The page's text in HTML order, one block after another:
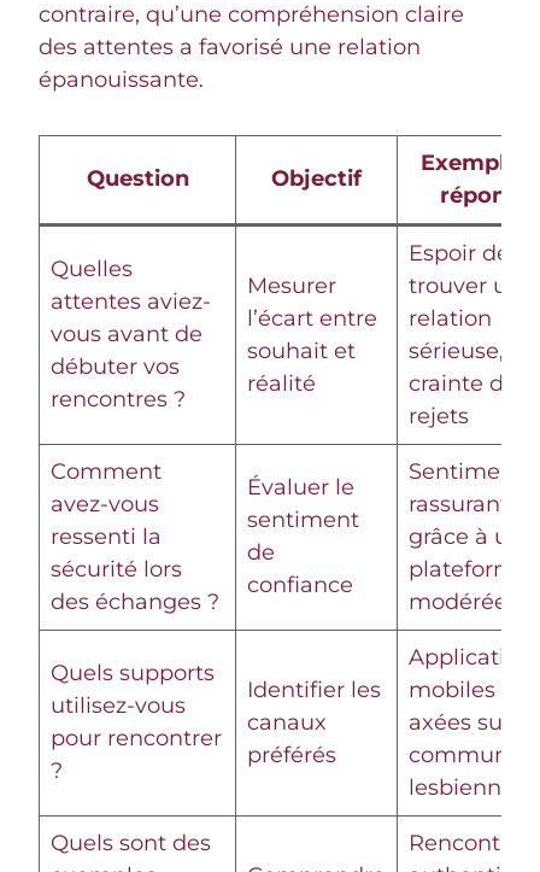
contraire, qu’une compréhension claire
des attentes a favorisé une relation
épanouissante.
Question Objectif
Exemple
réponse
Quelles
attentes aviez-
vous avant de
débuter vos
rencontres ?
Mesurer
l’écart entre
souhait et
réalité
Espoir de
trouver une
relation
sérieuse,
crainte de
rejets
Comment
avez-vous
ressenti la
sécurité lors
des échanges ?
Évaluer le
sentiment
de
confiance
Sentiment
rassurant
grâce à une
plateforme
modérée
Quels supports
utilisez-vous
pour rencontrer
?
Identifier les
canaux
préférés
mobiles
axées sur la
lesbienne
Quels sont des
Rencontre